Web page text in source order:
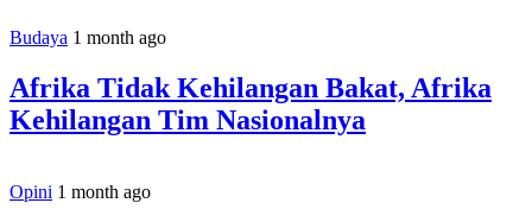
Budaya 1 month ago
Afrika Tidak Kehilangan Bakat, Afrika
Kehilangan Tim Nasionalnya
Opini 1 month ago